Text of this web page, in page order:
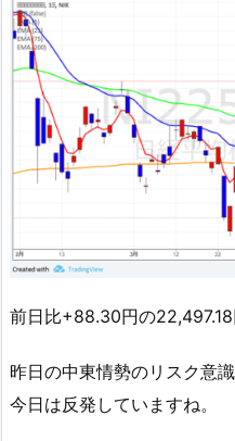
前日比+88.30円の22,497.18
昨日の中東情勢のリスク意
今日は反発していますね。